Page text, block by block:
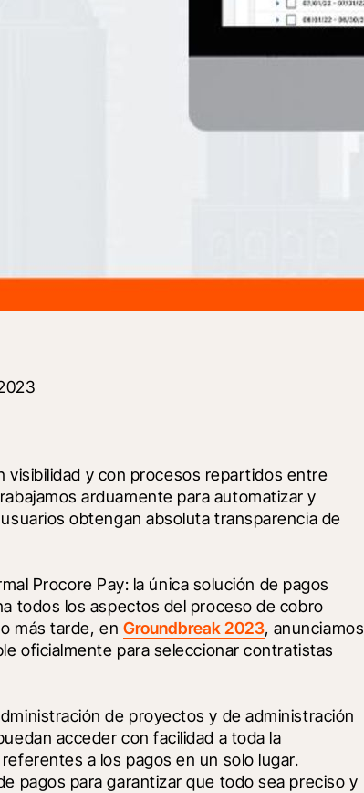
visibilidad y con procesos repartidos entre
arduamente para automatizar y
obtengan absoluta transparencia de
Procore Pay: la única solución de pagos
todos los aspectos del proceso de cobro
más tarde, en Groundbreak 2023, anunciamos
oficialmente para seleccionar contratistas
de proyectos y de administración
acceder con facilidad a toda la
a los pagos en un solo lugar.
pagos para garantizar que todo sea preciso y